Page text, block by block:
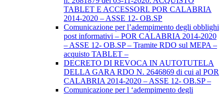
TABLET E ACCESSORI. POR CALABRIA
2014-2020 – ASSE 12- OB.SP
Comunicazione per l’adempimento degli obblighi
post informativi – POR CALABRIA 2014-2020
– ASSE 12- OB.SP – Tramite RDO sul MEPA –
acquisto TABLET –
DECRETO DI REVOCA IN AUTOTUTELA
DELLA GARA RDO N. 2646869 di cui al POR
CALABRIA 2014-2020 – ASSE 12- OB.SP –
Comunicazione per l ‘adempimento degli